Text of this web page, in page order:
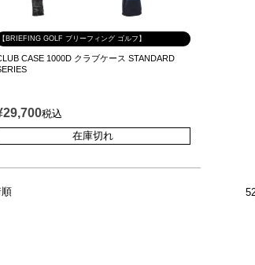
【BRIEFING GOLF ブリーフィング ゴルフ】
CASE 1000D クラブケース STANDARD
29,700税込
在庫切れ
順